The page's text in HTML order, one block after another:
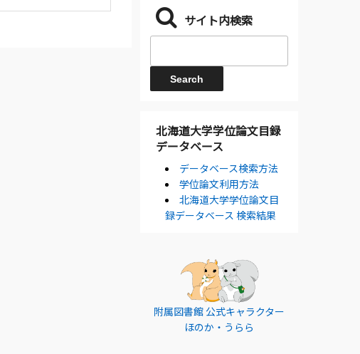
サイト内検索
北海道大学学位論文目録
データベース
データベース検索方法
学位論文利用方法
北海道大学学位論文目
録データベース 検索結果
附属図書館 公式キャラクター
ほのか・うらら